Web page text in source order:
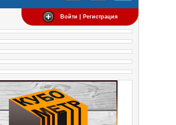
Войти | Регистрация